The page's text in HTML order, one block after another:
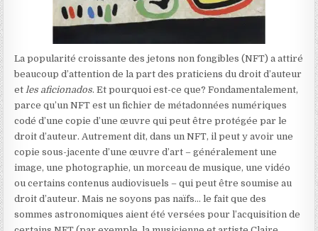
La popularité croissante des jetons non fongibles (NFT) a attiré
beaucoup d’attention de la part des praticiens du droit d’auteur
etles aficionados. Et pourquoi est-ce que? Fondamentalement,
parce qu’un NFT est un fichier de métadonnées numériques
codé d’une copie d’une œuvre qui peut être protégée par le
droit d’auteur. Autrement dit, dans un NFT, il peut y avoir une
copie sous-jacente d’une œuvre d’art – généralement une
image, une photographie, un morceau de musique, une vidéo
ou certains contenus audiovisuels – qui peut être soumise au
droit d’auteur. Mais ne soyons pas naïfs… le fait que des
sommes astronomiques aient été versées pour l’acquisition de